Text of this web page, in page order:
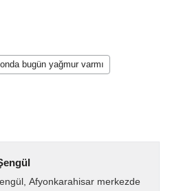
bugün yağmur varmı
Afyonkarahisar merkezde